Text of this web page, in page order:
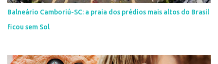
Balneário Camboriú-SC: a praia dos prédios mais altos do Brasil
ficou sem Sol